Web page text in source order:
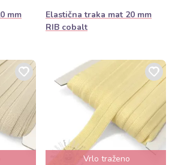
mm
Elastična traka mat 20 mm
RIB cobalt
Vrlo traženo